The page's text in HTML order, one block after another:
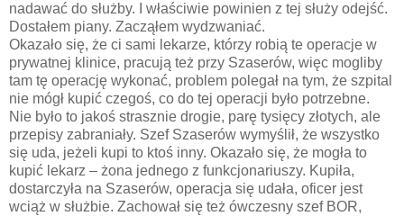
nadawać do służby. I właściwie powinien z tej służy odejść.
Dostałem piany. Zacząłem wydzwaniać.
Okazało się, że ci sami lekarze, którzy robią te operacje w
prywatnej klinice, pracują też przy Szaserów, więc mogliby
tam tę operację wykonać, problem polegał na tym, że szpital
nie mógł kupić czegoś, co do tej operacji było potrzebne.
Nie było to jakoś strasznie drogie, parę tysięcy złotych, ale
przepisy zabraniały. Szef Szaserów wymyślił, że wszystko
się uda, jeżeli kupi to ktoś inny. Okazało się, że mogła to
kupić lekarz – żona jednego z funkcjonariuszy. Kupiła,
dostarczyła na Szaserów, operacja się udała, oficer jest
wciąż w służbie. Zachował się też ówczesny szef BOR,